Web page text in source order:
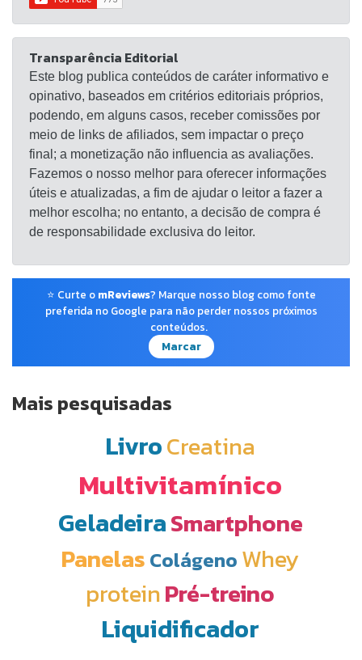
Transparência Editorial
Este blog publica conteúdos de caráter informativo e
opinativo, baseados em critérios editoriais próprios,
podendo, em alguns casos, receber comissões por
meio de links de afiliados, sem impactar o preço
final; a monetização não influencia as avaliações.
Fazemos o nosso melhor para oferecer informações
úteis e atualizadas, a fim de ajudar o leitor a fazer a
melhor escolha; no entanto, a decisão de compra é
de responsabilidade exclusiva do leitor.
⭐ Curte o mReviews? Marque nosso blog como fonte
preferida no Google para não perder nossos próximos
conteúdos.
Marcar
Mais pesquisadas
LivroCreatina
Multivitamínico
GeladeiraSmartphone
Panelas Colágeno Whey
proteinPré-treino
Liquidificador